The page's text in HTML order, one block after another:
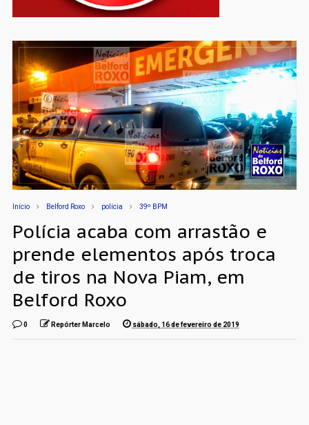
Início Belford Roxo polícia 39º BPM
Polícia acaba com arrastão e
prende elementos após troca
de tiros na Nova Piam, em
Belford Roxo
0 Repórter Marcelo sábado, 16 de fevereiro de 2019